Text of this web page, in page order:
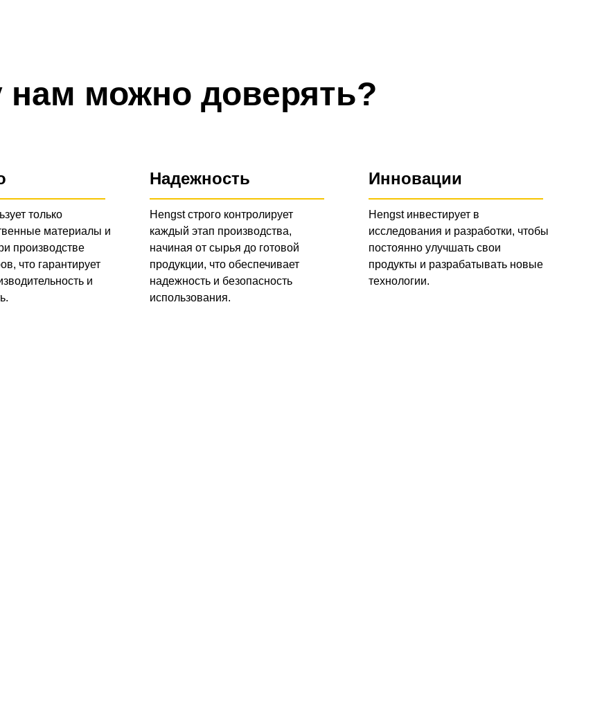
нам можно доверять?
Надежность
только
материалы и
производстве
что гарантирует
и
Инновации
Hengst строго контролирует
каждый этап производства,
начиная от сырья до готовой
продукции, что обеспечивает
надежность и безопасность
использования.
Hengst инвестирует в
исследования и разработки, чтобы
постоянно улучшать свои
продукты и разрабатывать новые
технологии.